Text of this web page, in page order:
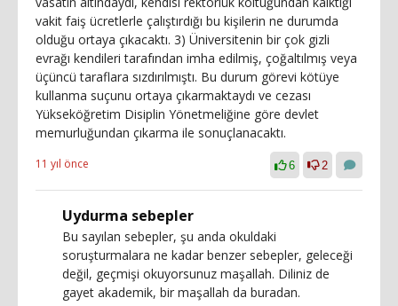
vakit faiş ücretlerle çalıştırdığı bu kişilerin ne durumda
olduğu ortaya çıkacaktı. 3) Üniversitenin bir çok gizli
evrağı kendileri tarafından imha edilmiş, çoğaltılmış veya
üçüncü taraflara sızdırılmıştı. Bu durum görevi kötüye
kullanma suçunu ortaya çıkarmaktaydı ve cezası
Yükseköğretim Disiplin Yönetmeliğine göre devlet
memurluğundan çıkarma ile sonuçlanacaktı.
11 yıl önce 6 2
Uydurma sebepler
Bu sayılan sebepler, şu anda okuldaki
soruşturmalara ne kadar benzer sebepler, geleceği
değil, geçmişi okuyorsunuz maşallah. Diliniz de
gayet akademik, bir maşallah da buradan.